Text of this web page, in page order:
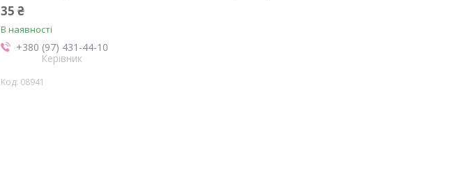
35 ₴
В наявності
+380 (97) 431-44-10
Керівник
08941